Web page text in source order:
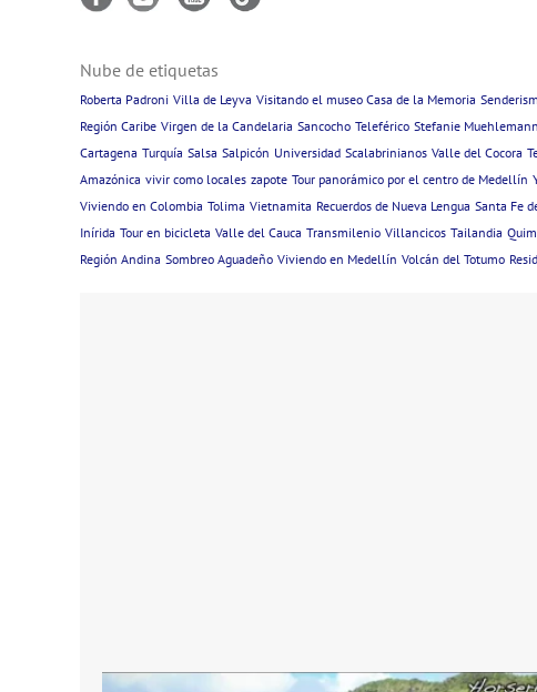
Nube de etiquetas
Roberta Padroni Villa de Leyva Visitando el museo Casa de la Memoria
Región Caribe Virgen de la Candelaria Sancocho Teleférico Stefanie Muehlemann
Cartagena Turquía Salsa Salpicón Universidad Scalabrinianos Valle del Cocora
Amazónica vivir como locales zapote Tour panorámico por el centro de Medellín
Viviendo en Colombia Tolima Vietnamita Recuerdos de Nueva Lengua Santa Fe
Inírida Tour en bicicleta Valle del Cauca Transmilenio Villancicos Tailandia
Región Andina Sombreo Aguadeño Viviendo en Medellín Volcán del Totumo